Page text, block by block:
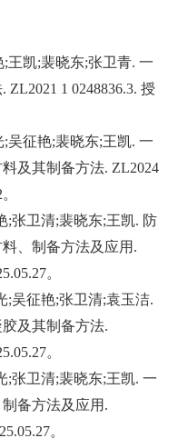
;王凯;裴晓东;张卫青. 一
. ZL2021 1 0248836.3. 授
;吴征艳;裴晓东;王凯. 一
及其制备方法. ZL2024
。
;张卫清;裴晓东;王凯. 防
、制备方法及应用 .
。
;吴征艳;张卫清;袁玉洁.
及其制备方法.
。
;张卫清;裴晓东;王凯. 一
备方法及应用 .
。